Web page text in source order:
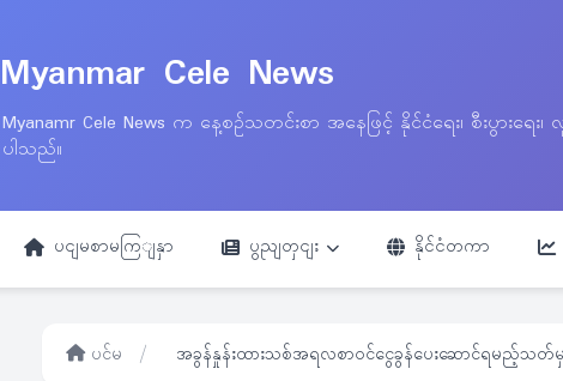
Myanmar Cele News
Myanamr Cele News က နေ့စဉ်သတင်းစာ အနေဖြင့် နိုင်ငံရေး၊ စီးပွာ
ပါသည်။
ပငျမစာမကြျနှာ ပွညျတှငျး နိုင်ငံတကာ
ပင်မ / အခွန်နှုန်းထားသစ်အရလစာဝင်ငွေခွန်ပေးဆောင်ရမည့်သတ်မှ